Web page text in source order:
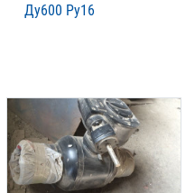
Ду600 Ру16